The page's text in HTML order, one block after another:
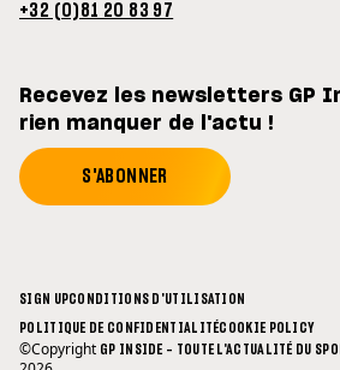
+32 (0)81 20 83 97
Recevez les newsletters GP
rien manquer de l'actu !
S'ABONNER
SIGN UPCONDITIONS D'UTILISATION
POLITIQUE DE CONFIDENTIALITÉCOOKIE POLICY
©Copyright GP INSIDE - TOUTE L'ACTUALITÉ DU